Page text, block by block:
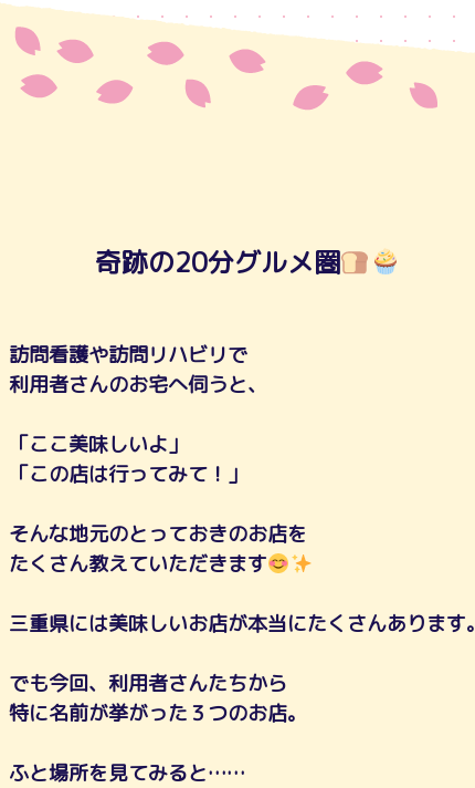
奇跡の20分グルメ圏
訪問看護や訪問リハビリで
利用者さんのお宅へ伺うと、
「ここ美味しいよ」
「この店は行ってみて！」
そんな地元のとっておきのお店を
たくさん教えていただきます
三重県には美味しいお店が本当にたくさんあります。
でも今回、利用者さんたちから
特に名前が挙がった３つのお店。
ふと場所を見てみると……